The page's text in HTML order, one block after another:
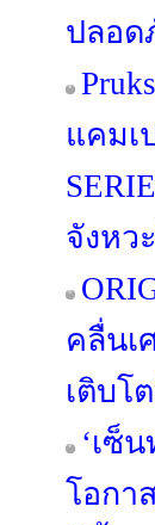
ปลอด
แคมเ
จังหว
คลื่นเ
เติบโ
‘เซ็
โอกา